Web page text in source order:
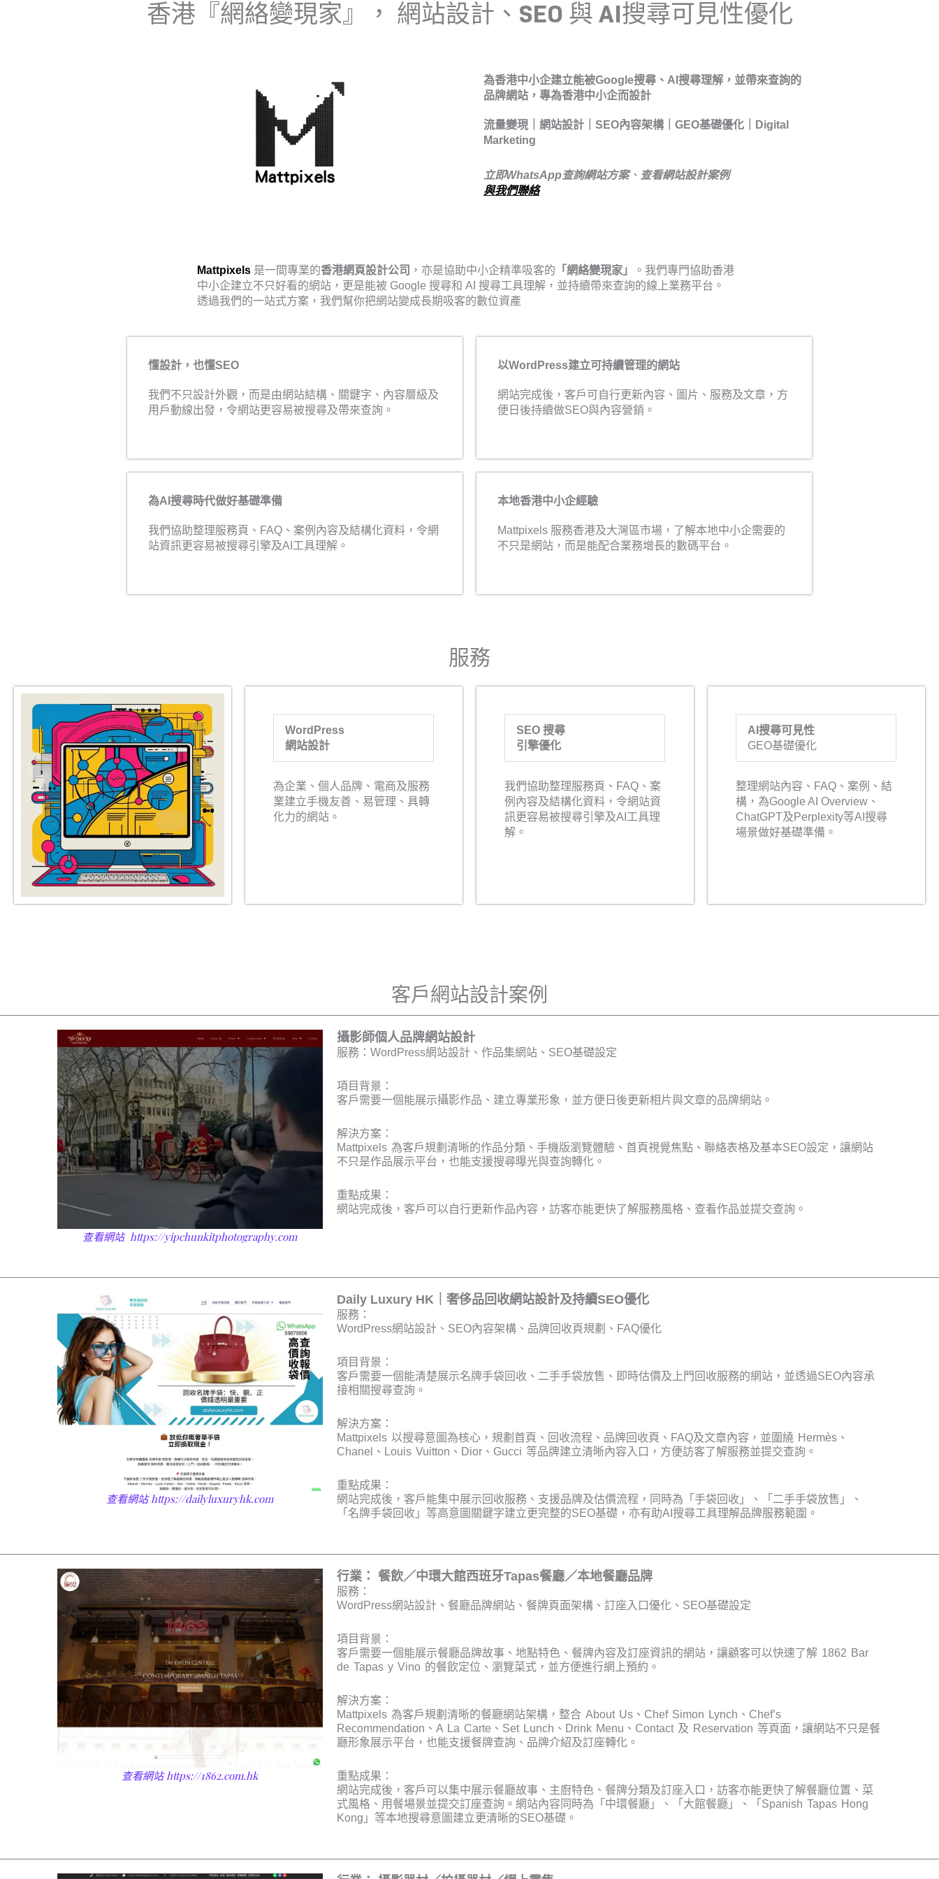
香港『網絡變現家』， 網站設計、SEO 與 AI搜尋可見性優化
為香港中小企建立能被Google搜尋、AI搜尋理解，並帶來查詢的
品牌網站，專為香港中小企而設計
流量變現｜網站設計｜SEO內容架構｜GEO基礎優化｜Digital
Marketing
立即WhatsApp查詢網站方案、 查看網站設計案例
與我們聯絡
Mattpixels 是一間專業的香港網頁設計公司 ，亦是協助中小企精準吸客的 「網絡變現家」
。我們專門協助香港
中小企建立不只好看的網站 ，更是能被 Google 搜尋和 AI 搜尋工具理解，並持續帶來查詢的線上業務平台。
透過我們的一站式方案，我們幫你把網站變成長期吸客的數位資產
懂設計，也懂SEO
我們不只設計外觀，而是由網站結構、關鍵字、內容層級及
用戶動線出發，令網站更容易被搜尋及帶來查詢。
以WordPress建立可持續管理的網站
網站完成後，客戶可自行更新內容、圖片、服務及文章，方
便日後持續做SEO與內容營銷。
為AI搜尋時代做好基礎準備
我們協助整理服務頁、FAQ、案例內容及結構化資料，令網
站資訊更容易被搜尋引擎及AI工具理解。
本地香港中小企經驗
Mattpixels 服務香港及大灣區市場，了解本地中小企需要的
不只是網站，而是能配合業務增長的數碼平台。
服務
WordPress
網站設計
為企業、個人品牌、電商及服務
業建立手機友善、易管理、具轉
化力的網站。
SEO 搜尋
引擎優化
我們協助整理服務頁、FAQ、案
例內容及結構化資料，令網站資
訊更容易被搜尋引擎及AI工具理
解。
AI搜尋可見性
GEO基礎優化
整理網站內容、FAQ、案例、結
構，為Google AI Overview、
ChatGPT及Perplexity等AI搜尋
場景做好基礎準備。
客戶網站設計案例
查看網站 https://yipchunkitphotography.com
攝影師個人品牌網站設計
服務：WordPress網站設計、作品集網站、SEO基礎設定
項目背景：
客戶需要一個能展示攝影作品、建立專業形象，並方便日後更新相片與文章的品牌網站。
解決方案：
Mattpixels 為客戶規劃清晰的作品分類、手機版瀏覽體驗、首頁視覺焦點、聯絡表格及基本SEO設定，讓網站
不只是作品展示平台，也能支援搜尋曝光與查詢轉化。
重點成果：
網站完成後，客戶可以自行更新作品內容，訪客亦能更快了解服務風格、查看作品並提交查詢。
查看網站https://dailyluxuryhk.com
Daily Luxury HK｜奢侈品回收網站設計及持續SEO優化
服務：
WordPress網站設計、SEO內容架構、品牌回收頁規劃、FAQ優化
項目背景：
客戶需要一個能清楚展示名牌手袋回收、二手手袋放售、即時估價及上門回收服務的網站，並透過SEO內容承
接相關搜尋查詢。
解決方案：
Mattpixels 以搜尋意圖為核心，規劃首頁、回收流程、品牌回收頁、FAQ及文章內容，並圍繞 Hermès、
Chanel、Louis Vuitton、Dior、Gucci 等品牌建立清晰內容入口，方便訪客了解服務並提交查詢。
重點成果：
網站完成後，客戶能集中展示回收服務、支援品牌及估價流程，同時為「手袋回收」、「二手手袋放售」、
「名牌手袋回收」等高意圖關鍵字建立更完整的SEO基礎，亦有助AI搜尋工具理解品牌服務範圍。
查看網站https://1862.com.hk
行業： 餐飲／中環大館西班牙Tapas餐廳／本地餐廳品牌
服務：
WordPress網站設計、餐廳品牌網站、餐牌頁面架構、訂座入口優化、SEO基礎設定
項目背景：
客戶需要一個能展示餐廳品牌故事、地點特色、餐牌內容及訂座資訊的網站，讓顧客可以快速了解 1862 Bar
de Tapas y Vino 的餐飲定位、瀏覽菜式，並方便進行網上預約。
解決方案：
Mattpixels 為客戶規劃清晰的餐廳網站架構，整合 About Us、Chef Simon Lynch、Chef’s
Recommendation、A La Carte、Set Lunch、Drink Menu、Contact 及 Reservation 等頁面，讓網站不只是餐
廳形象展示平台，也能支援餐牌查詢、品牌介紹及訂座轉化。
重點成果：
網站完成後，客戶可以集中展示餐廳故事、主廚特色、餐牌分類及訂座入口，訪客亦能更快了解餐廳位置、菜
式風格、用餐場景並提交訂座查詢。網站內容同時為「中環餐廳」、「大館餐廳」、「Spanish Tapas Hong
Kong」等本地搜尋意圖建立更清晰的SEO基礎。